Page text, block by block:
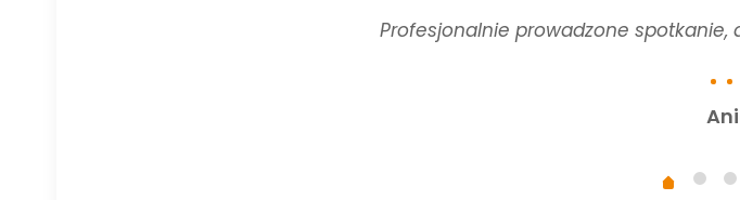
Profesjonalnie prowadzone